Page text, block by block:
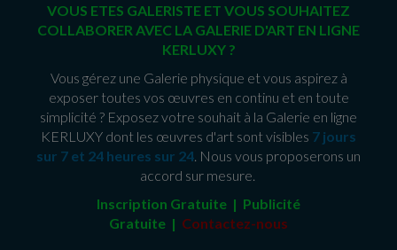
VOUS ETES GALERISTE ET VOUS SOUHAITEZ
COLLABORER AVEC LA GALERIE D'ART EN LIGNE
KERLUXY ?
Vous gérez une Galerie physique et vous aspirez à
exposer toutes vos œuvres en continu et en toute
simplicité ? Exposez votre souhait à la Galerie en ligne
KERLUXY dont les œuvres d'art sont visibles 7 jours
sur 7 et 24 heures sur 24. Nous vous proposerons un
accord sur mesure.
Inscription Gratuite | Publicité
Gratuite | Contactez-nous